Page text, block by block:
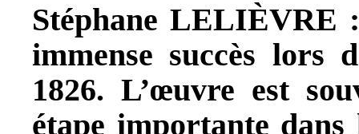
Stéphane
immense succès lors
1826. L’œuvre est
étape importante dans